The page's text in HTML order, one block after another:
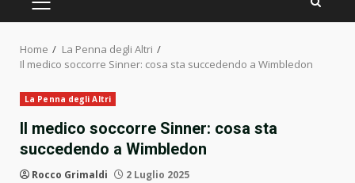
PRIMARY
Home
La Penna degli Altri
Il medico soccorre Sinner: cosa sta succedendo a Wimbledon
La Penna degli Altri
Il medico soccorre Sinner: cosa sta
succedendo a Wimbledon
Rocco Grimaldi 2 Luglio 2025